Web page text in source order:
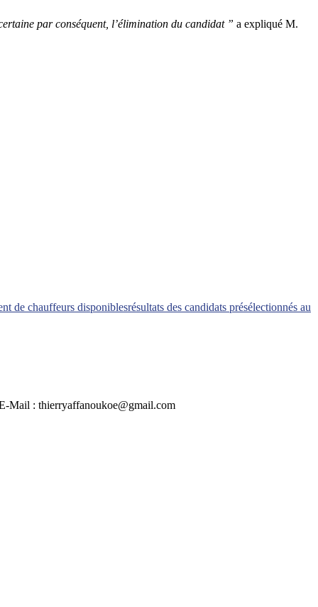
par conséquent, l’élimination du candidat ” a expliqué M.
de chauffeurs disponiblesrésultats des candidats présélectionnés au
Mail : thierryaffanoukoe@gmail.com